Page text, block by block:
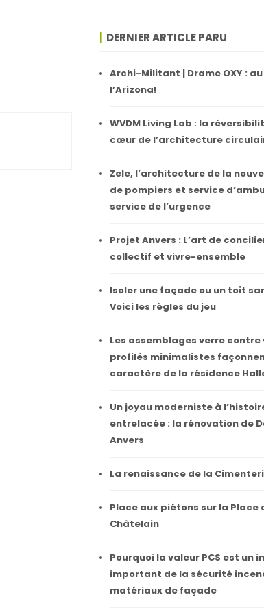
DERNIER ARTICLE PARU
Archi-Militant | Drame OXY :
l’Arizona!
WVDM Living Lab : la
cœur de l’architecture
Zele, l’architecture de la
de pompiers et service
service de l’urgence
Projet Anvers : L’art de
collectif et vivre-ensemble
Isoler une façade ou un toit
Voici les règles du jeu
Les assemblages verre contre
profilés minimalistes
caractère de la résidence
Un joyau moderniste à
entrelacée : la rénovation de
Anvers
La renaissance de la
Place aux piétons sur la Place
Châtelain
Pourquoi la valeur PCS est un
important de la sécurité
matériaux de façade